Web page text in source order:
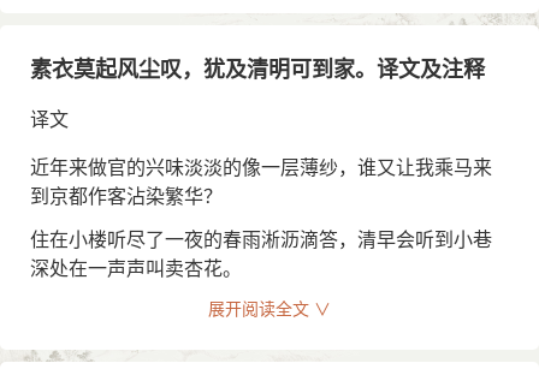
素衣莫起风尘叹，犹及清明可到家。译文及注释
译文
近年来做官的兴味淡淡的像一层薄纱，谁又让我乘马来
到京都作客沾染繁华？
住在小楼听尽了一夜的春雨淅沥滴答，清早会听到小巷
深处在一声声叫卖杏花。
铺开小纸从容地斜写行行草草，字字有章法，晴日窗前
展开阅读全文 ∨